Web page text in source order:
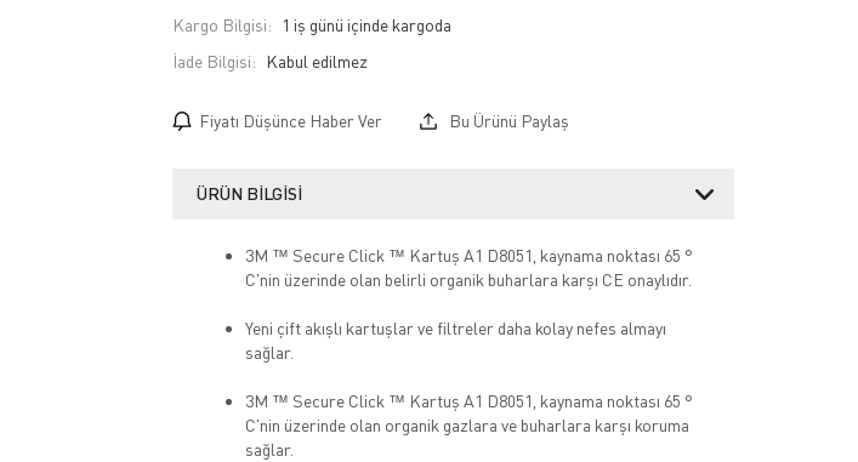
Kargo Bilgisi:
1 iş günü içinde kargoda
İade Bilgisi:
Fiyatı Düşünce Haber Ver Bu Ürünü Paylaş
ÜRÜN BILGISI
3M ™ Secure Click ™ Kartuş A1 D8051, kaynama noktası 65 °
C'nin üzerinde olan belirli organik buharlara karşı CE onaylıdır.
Yeni çift akışlı kartuşlar ve filtreler daha kolay nefes almayı
sağlar.
3M ™ Secure Click ™ Kartuş A1 D8051, kaynama noktası 65 °
C'nin üzerinde olan organik gazlara ve buharlara karşı koruma
sağlar.